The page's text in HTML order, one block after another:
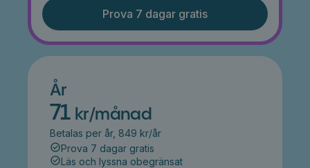
Prova 7 dagar gratis
År
71 kr/månad
Betalas per år, 849 kr/år
Prova 7 dagar gratis
Läs och lyssna obegränsat